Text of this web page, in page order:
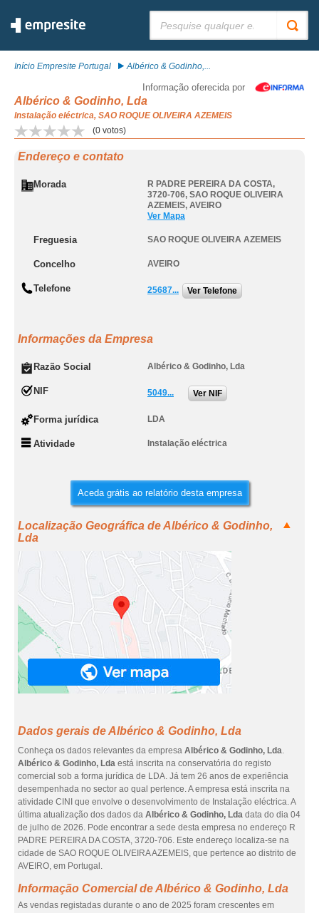
Início Empresite Portugal Albérico & Godinho,...
Informação oferecida por
Albérico & Godinho, Lda
Instalação eléctrica, SAO ROQUE OLIVEIRA AZEMEIS
(0 votos)
Endereço e contato
Morada
R PADRE PEREIRA DA COSTA,
3720-706, SAO ROQUE OLIVEIRA
AZEMEIS, AVEIRO
Ver Mapa
Freguesia SAO ROQUE OLIVEIRA AZEMEIS
Concelho AVEIRO
Telefone 25687... Ver Telefone
Informações da Empresa
Razão Social Albérico & Godinho, Lda
NIF 5049... Ver NIF
Forma jurídica LDA
Atividade Instalação eléctrica
Aceda grátis ao relatório desta empresa
Localização Geográfica de Albérico & Godinho,
Lda
Dados gerais de Albérico & Godinho, Lda
Conheça os dados relevantes da empresa Albérico & Godinho, Lda.
Albérico & Godinho, Lda está inscrita na conservatória do registo
comercial sob a forma jurídica de LDA. Já tem 26 anos de experiência
desempenhada no sector ao qual pertence. A empresa está inscrita na
atividade CINI que envolve o desenvolvimento de Instalação eléctrica. A
última atualização dos dados da Albérico & Godinho, Lda data do dia 04
de julho de 2026. Pode encontrar a sede desta empresa no endereço R
PADRE PEREIRA DA COSTA, 3720-706. Este endereço localiza-se na
cidade de SAO ROQUE OLIVEIRA AZEMEIS, que pertence ao distrito de
AVEIRO, em Portugal.
Informação Comercial de Albérico & Godinho, Lda
As vendas registadas durante o ano de 2025 foram crescentes em